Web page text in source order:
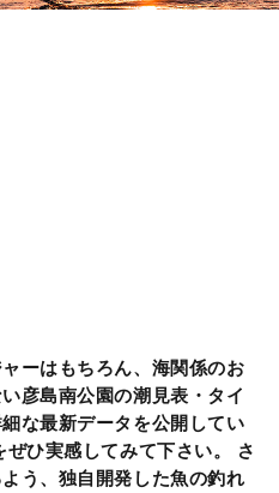
ーはもちろん、海関係のお
彦島南公園の潮見表・タイ
な最新データを公開してい
ひ実感してみて下さい。 さ
う、独自開発した魚の釣れ